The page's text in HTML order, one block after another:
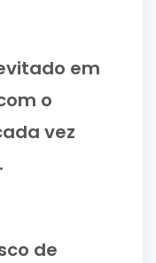
em
o
vez
de